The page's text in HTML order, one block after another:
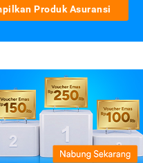
Tampilkan Produk Asuransi